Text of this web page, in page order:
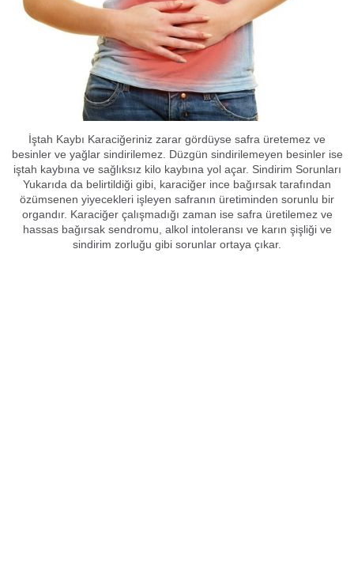
İştah Kaybı Karaciğeriniz zarar gördüyse safra üretemez ve
besinler ve yağlar sindirilemez. Düzgün sindirilemeyen besinler ise
iştah kaybına ve sağlıksız kilo kaybına yol açar. Sindirim Sorunları
Yukarıda da belirtildiği gibi, karaciğer ince bağırsak tarafından
özümsenen yiyecekleri işleyen safranın üretiminden sorunlu bir
organdır. Karaciğer çalışmadığı zaman ise safra üretilemez ve
hassas bağırsak sendromu, alkol intoleransı ve karın şişliği ve
sindirim zorluğu gibi sorunlar ortaya çıkar.